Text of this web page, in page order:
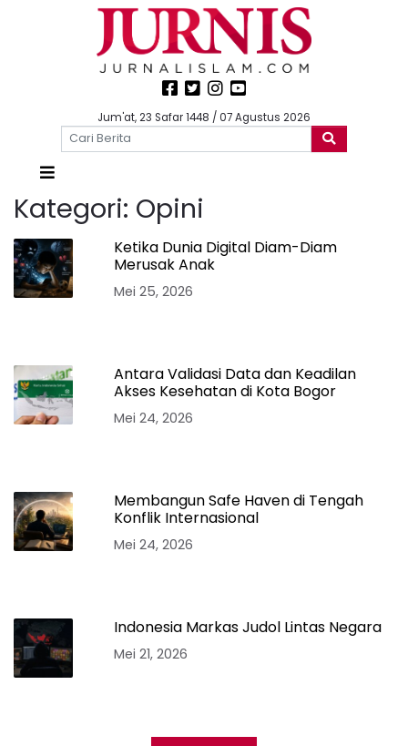
Jum'at, 23 Safar 1448 / 07 Agustus 2026
Kategori: Opini
Ketika Dunia Digital Diam-Diam
Merusak Anak
Mei 25, 2026
Antara Validasi Data dan Keadilan
Akses Kesehatan di Kota Bogor
Mei 24, 2026
Membangun Safe Haven di Tengah
Konflik Internasional
Mei 24, 2026
Indonesia Markas Judol Lintas Negara
Mei 21, 2026